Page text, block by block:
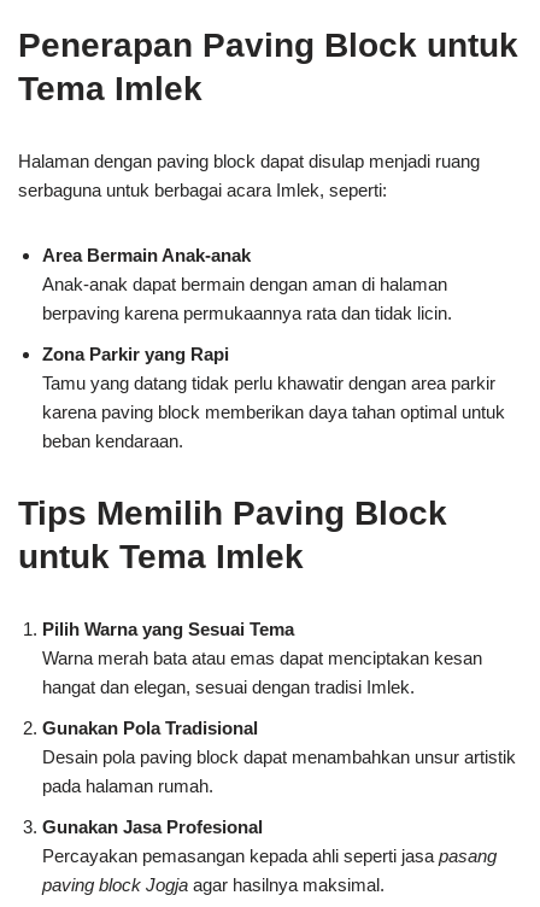
Penerapan Paving Block untuk
Tema Imlek
Halaman dengan paving block dapat disulap menjadi ruang
serbaguna untuk berbagai acara Imlek, seperti:
Area Bermain Anak-anak
Anak-anak dapat bermain dengan aman di halaman
berpaving karena permukaannya rata dan tidak licin.
Zona Parkir yang Rapi
Tamu yang datang tidak perlu khawatir dengan area parkir
karena paving block memberikan daya tahan optimal untuk
beban kendaraan.
Tips Memilih Paving Block
untuk Tema Imlek
Pilih Warna yang Sesuai Tema
Warna merah bata atau emas dapat menciptakan kesan
hangat dan elegan, sesuai dengan tradisi Imlek.
Gunakan Pola Tradisional
Desain pola paving block dapat menambahkan unsur artistik
pada halaman rumah.
Gunakan Jasa Profesional
Percayakan pemasangan kepada ahli seperti jasa pasang
paving block Jogja agar hasilnya maksimal.